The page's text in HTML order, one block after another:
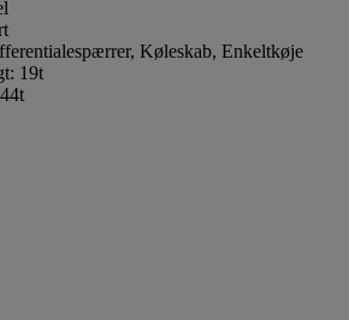
Køleskab, Enkeltkøje
19t
44t